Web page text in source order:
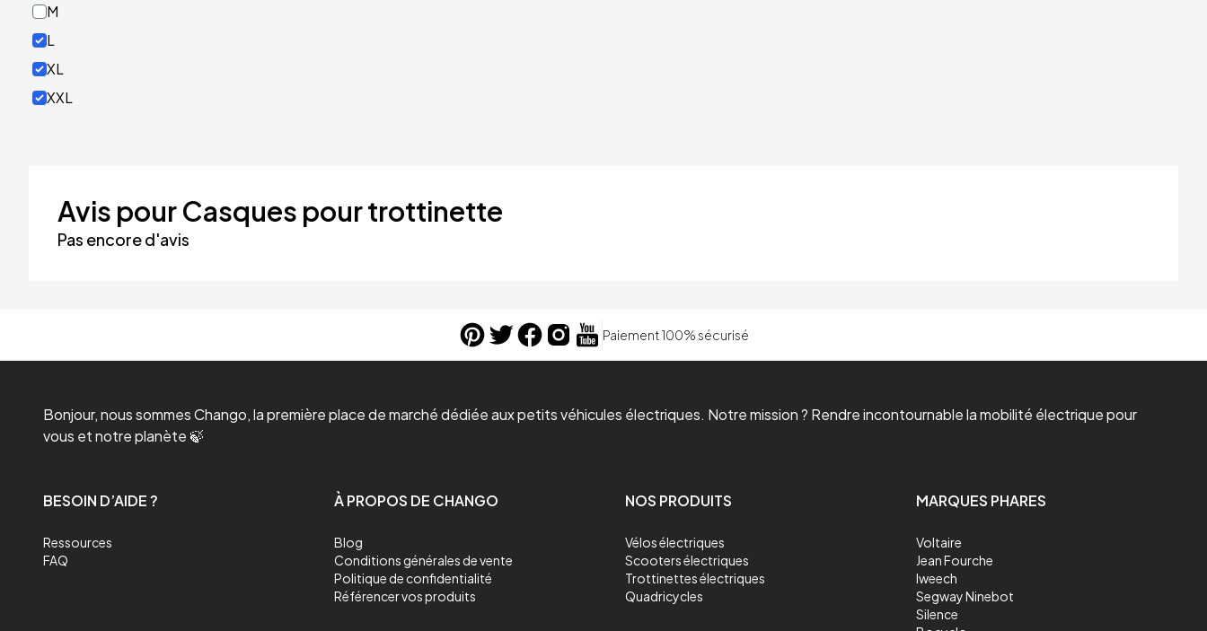
M
L
XL
XXL
Avis pour Casques pour trottinette
Pas encore d'avis
Paiement 100% sécurisé
Bonjour, nous sommes Chango, la première place de marché dédiée aux petits véhicules électriques. Notre mission ? Rendre incontournable la mobilité électrique pour
vous et notre planète 🍃
BESOIN D’AIDE ?
Ressources
FAQ
À PROPOS DE CHANGO
Blog
Conditions générales de vente
Politique de confidentialité
Référencer vos produits
NOS PRODUITS
Vélos électriques
Scooters électriques
Trottinettes électriques
Quadricycles
MARQUES PHARES
Voltaire
Jean Fourche
Iweech
Segway Ninebot
Silence